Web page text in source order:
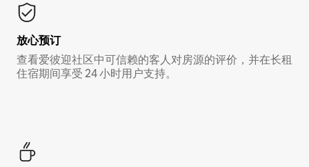
放心预订
查看爱彼迎社区中可信赖的客人对房源的评价，并在长租
住宿期间享受 24 小时用户支持。